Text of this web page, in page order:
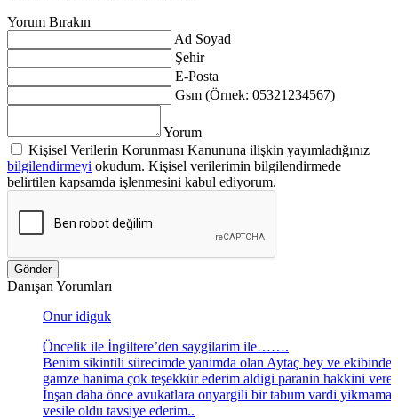
Yorum Bırakın
Ad Soyad
Şehir
E-Posta
Gsm (Örnek: 05321234567)
Yorum
Kişisel Verilerin Korunması Kanununa ilişkin yayımladığınız
bilgilendirmeyi okudum. Kişisel verilerimin bilgilendirmede
belirtilen kapsamda işlenmesini kabul ediyorum.
Gönder
Danışan Yorumları
Onur idiguk
Öncelik ile İngiltere’den saygilarim ile…….
Benim sikintili sürecimde yanimda olan Aytaç bey ve ekibinden
gamze hanima çok teşekkür ederim aldigi paranin hakkini
İnşan daha önce avukatlara onyargili bir tabum vardi yikmama
vesile oldu tavsiye ederim..